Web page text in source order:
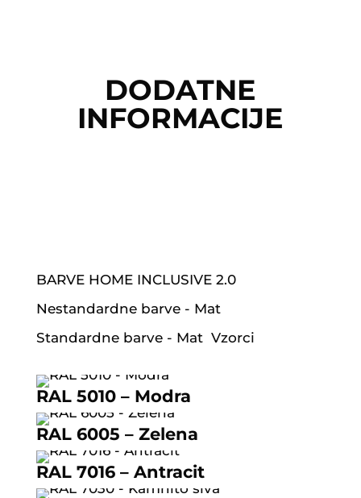
DODATNE
INFORMACIJE
BARVE HOME INCLUSIVE 2.0
Nestandardne barve - Mat
Standardne barve - Mat Vzorci
RAL 5010 – Modra
RAL 6005 – Zelena
RAL 7016 – Antracit